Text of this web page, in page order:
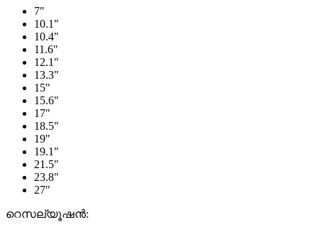
7"
10.1"
10.4"
11.6"
12.1"
13.3"
15"
15.6"
17"
18.5"
19"
19.1"
21.5"
23.8"
27"
റെസല്യൂഷൻ: